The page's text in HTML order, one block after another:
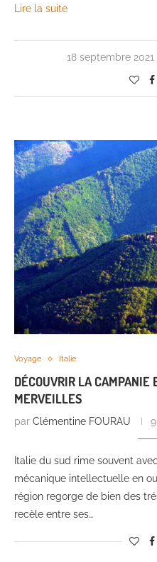
Lire la suite
18 septembre 2021
Voyage Italie
DÉCOUVRIR LA CAMPANIE
MERVEILLES
par Clémentine FOURAU
Italie du sud rime souvent
mécanique intellectuelle en
région regorge de bien des
recèle entre ses…